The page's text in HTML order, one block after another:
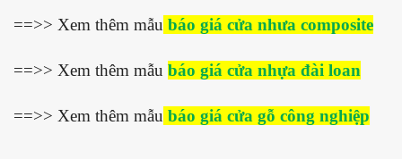
==>> Xem thêm mẫu báo giá cửa nhưa composite
==>> Xem thêm mẫu báo giá cửa nhựa đài loan
==>> Xem thêm mẫu báo giá cửa gỗ công nghiệp